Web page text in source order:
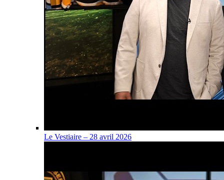
Le Vestiaire – 28 avril 2026